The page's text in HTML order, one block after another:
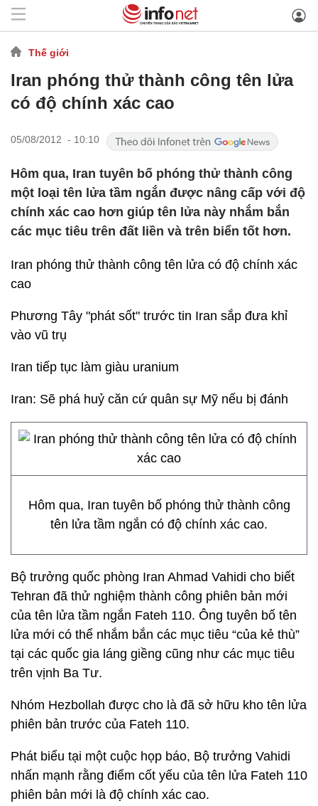
Thế giới
Iran phóng thử thành công tên lửa
có độ chính xác cao
05/08/2012 - 10:10
Hôm qua, Iran tuyên bố phóng thử thành công
một loại tên lửa tầm ngắn được nâng cấp với độ
chính xác cao hơn giúp tên lửa này nhắm bắn
các mục tiêu trên đất liền và trên biển tốt hơn.
Iran phóng thử thành công tên lửa có độ chính xác
cao
Phương Tây "phát sốt" trước tin Iran sắp đưa khỉ
vào vũ trụ
Iran tiếp tục làm giàu uranium
Iran: Sẽ phá huỷ căn cứ quân sự Mỹ nếu bị đánh
Hôm qua, Iran tuyên bố phóng thử thành công
tên lửa tầm ngắn có độ chính xác cao.
Bộ trưởng quốc phòng Iran Ahmad Vahidi cho biết
Tehran đã thử nghiệm thành công phiên bản mới
của tên lửa tầm ngắn Fateh 110. Ông tuyên bố tên
lửa mới có thể nhắm bắn các mục tiêu “của kẻ thù”
tại các quốc gia láng giềng cũng như các mục tiêu
trên vịnh Ba Tư.
Nhóm Hezbollah được cho là đã sở hữu kho tên lửa
phiên bản trước của Fateh 110.
Phát biểu tại một cuộc họp báo, Bộ trưởng Vahidi
nhấn mạnh rằng điểm cốt yếu của tên lửa Fateh 110
phiên bản mới là độ chính xác cao.